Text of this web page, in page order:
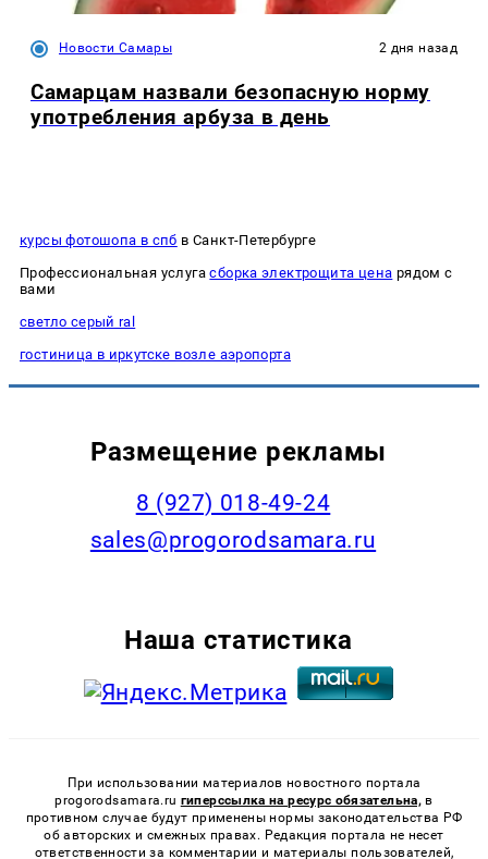
Новости Самары 2 дня назад
Самарцам назвали безопасную норму
употребления арбуза в день
курсы фотошопа в спб в Санкт-Петербурге
Профессиональная услугасборка электрощита цена рядом с
вами
светло серый ral
гостиница в иркутске возле аэропорта
Размещение рекламы
8 (927) 018-49-24
sales@progorodsamara.ru
Наша статистика
При использовании материалов новостного портала
progorodsamara.ru гиперссылка на ресурс обязательна, в
противном случае будут применены нормы законодательства РФ
об авторских и смежных правах. Редакция портала не несет
ответственности за комментарии и материалы пользователей,